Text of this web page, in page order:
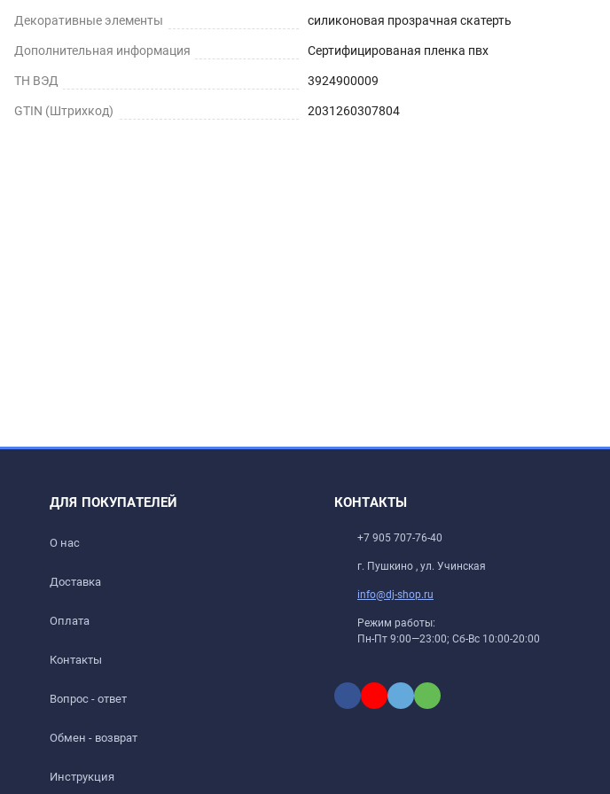
Декоративные элементы силиконовая прозрачная скатерть
Дополнительная информация Сертифицированая пленка пвх
ТН ВЭД 3924900009
GTIN (Штрихкод) 2031260307804
ДЛЯ ПОКУПАТЕЛЕЙ
О нас
Доставка​
Оплата
Контакты
Вопрос - ответ
Обмен - возврат
Инструкция
КОНТАКТЫ
+7 905 707-76-40
г. Пушкино , ул. Учинская
info@dj-shop.ru
Режим работы:
Пн-Пт 9:00—23:00; Сб-Вс 10:00-20:00